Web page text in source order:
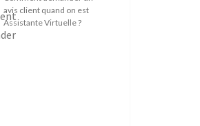
avis client quand on est
Assistante Virtuelle ?